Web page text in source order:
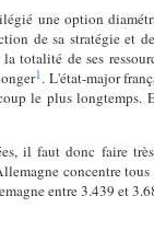
une option
de sa stratégie et
totalité de ses
1. L'état-major
le plus longtemps.
il faut donc faire
concentre tous
entre 3.439 et